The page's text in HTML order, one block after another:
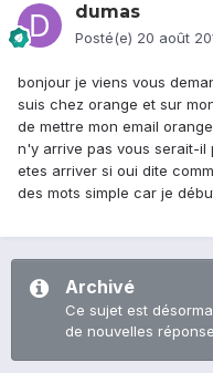
dumas
Posté(e) 20 août
bonjour je viens vous
suis chez orange et sur
de mettre mon email
n'y arrive pas vous serait-il
etes arriver si oui dite
des mots simple car je
Archivé
Ce sujet est
de nouvelles